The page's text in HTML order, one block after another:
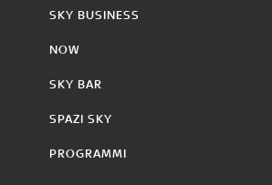
SKY BUSINESS
NOW
SKY BAR
SPAZI SKY
PROGRAMMI